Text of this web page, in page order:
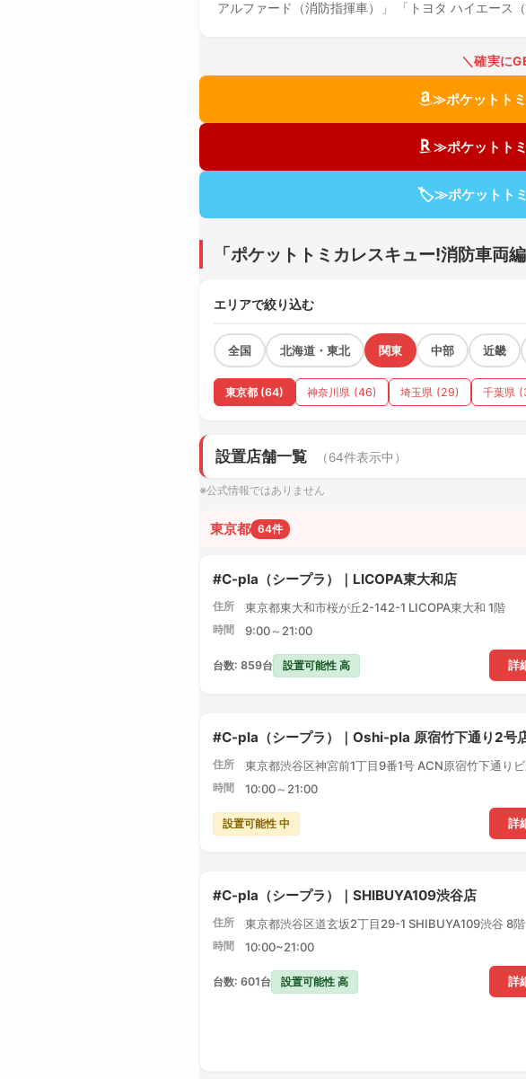
アルファード（消防指揮車）」 「トヨタ ハイエース
＼確実に
≫ポケットト
≫ポケットト
🏷≫ポケットト
「ポケットトミカレスキュー!消防車両
エリアで絞り込む
全国 北海道・東北 関東 中部 近畿
東京都 (64) 神奈川県 (46) 埼玉県 (29) 千
設置店舗一覧 （64件表示中）
※公式情報ではありません
東京都 64件
#C-pla（シープラ）｜LICOPA東大和店
住所 東京都東大和市桜が丘2-142-1 LICOPA東大和 1階
時間 9:00～21:00
詳
台数: 859台 設置可能性 高
#C-pla（シープラ）｜Oshi-pla 原宿竹下通り2号
住所 東京都渋谷区神宮前1丁目9番1号 ACN原宿竹下通り
時間 10:00～21:00
詳
設置可能性 中
#C-pla（シープラ）｜SHIBUYA109渋谷店
住所 東京都渋谷区道玄坂2丁目29-1 SHIBUYA109渋谷 8階
時間 10:00~21:00
詳
台数: 601台 設置可能性 高